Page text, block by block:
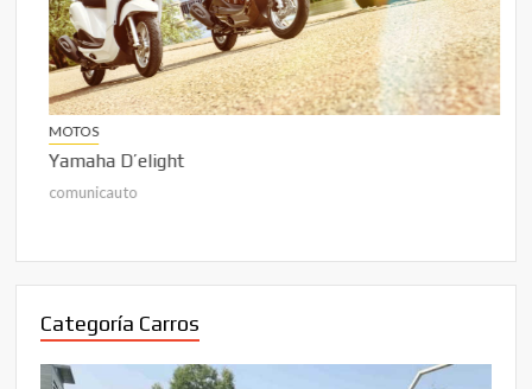
MOTOS
Yamaha D’elight
comunicauto
Categoría Carros